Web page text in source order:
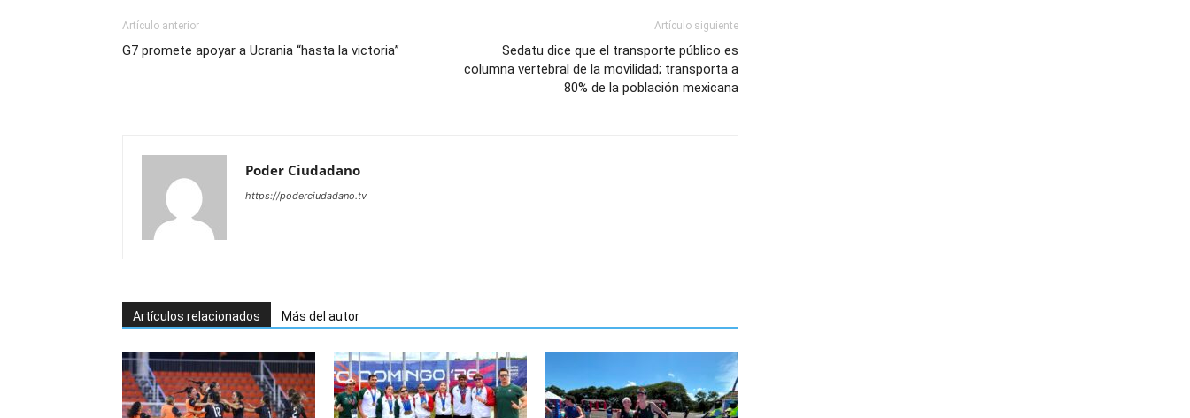
Artículo anterior
G7 promete apoyar a Ucrania “hasta la victoria”
Artículo siguiente
Sedatu dice que el transporte público es
columna vertebral de la movilidad; transporta a
80% de la población mexicana
Poder Ciudadano
https://poderciudadano.tv
Artículos relacionados Más del autor